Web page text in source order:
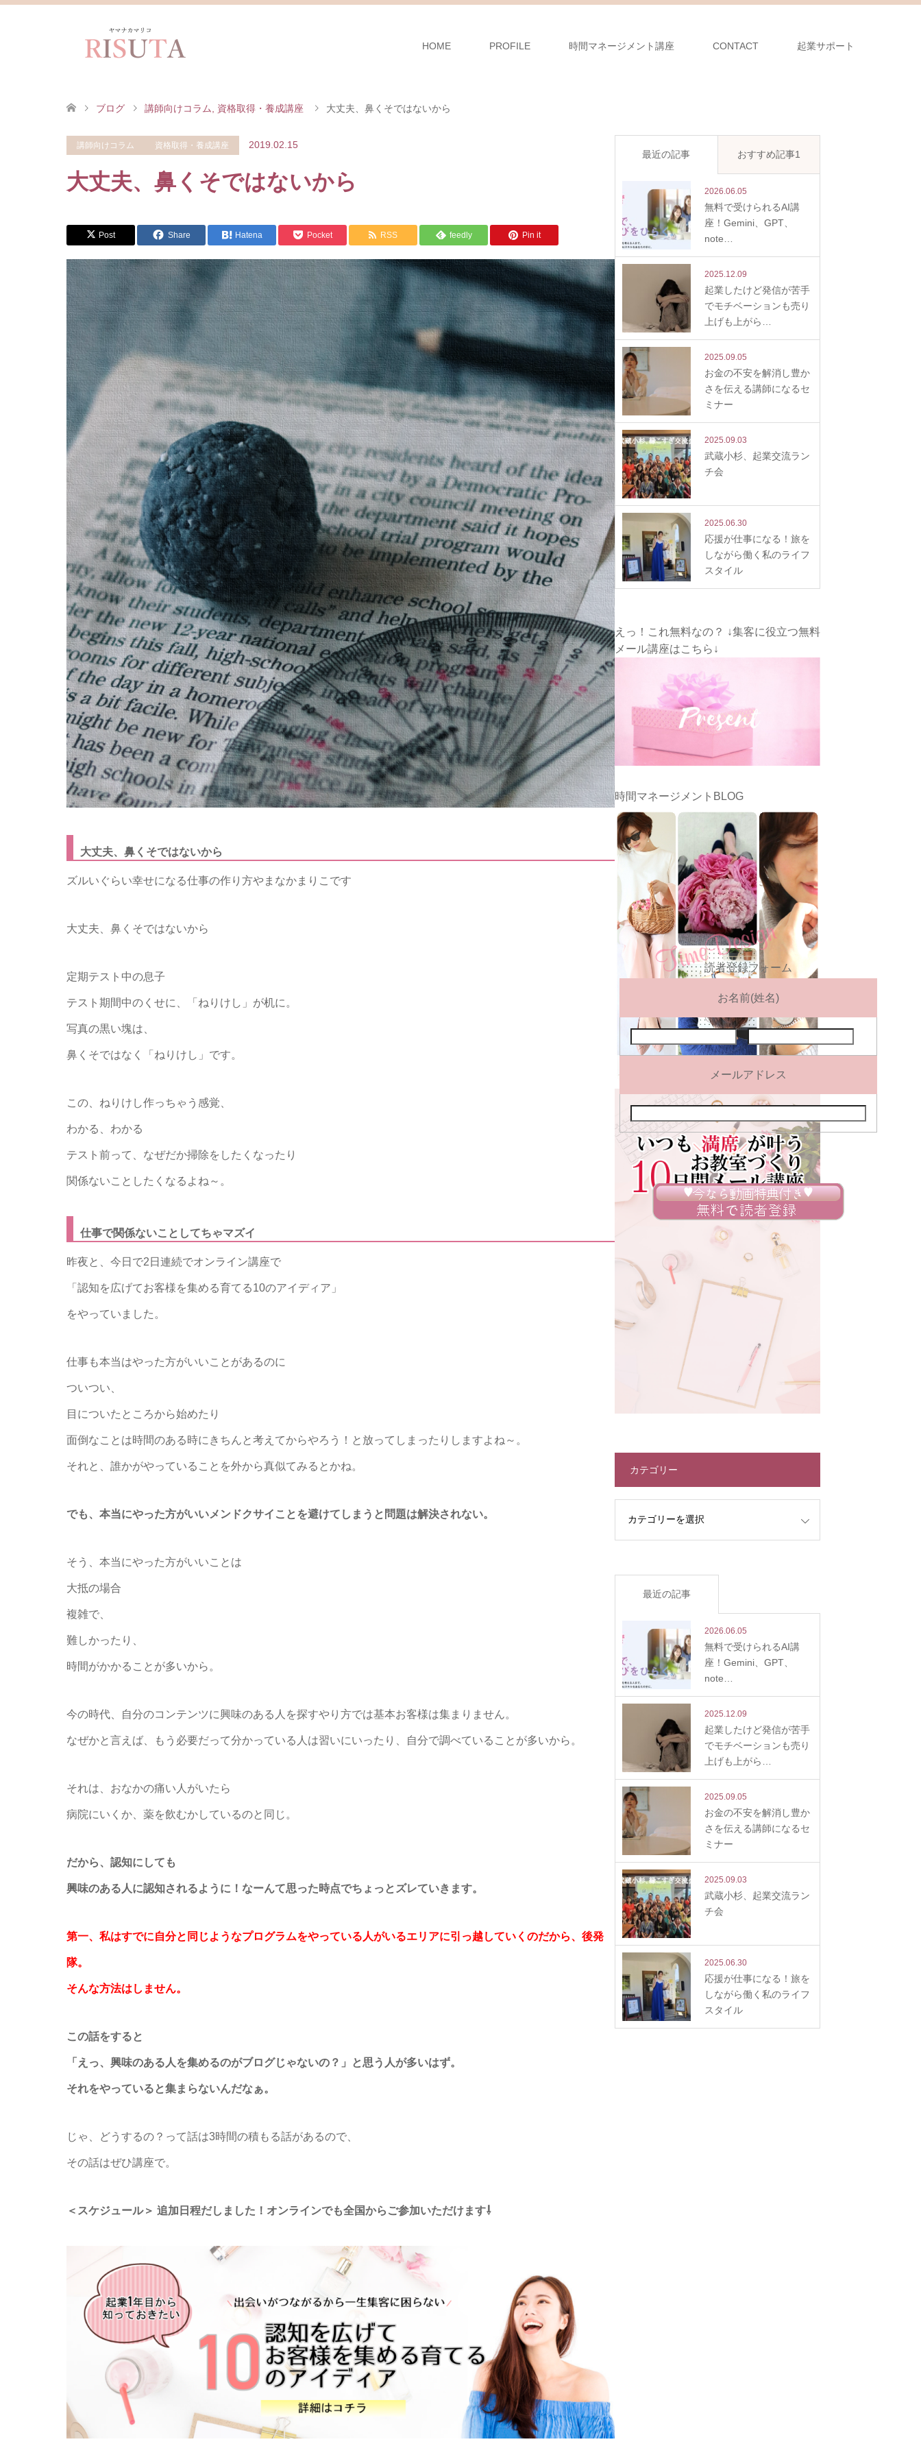
HOME PROFILE 時間マネージメント講座 CONTACT 起業サポート
ブログ 講師向けコラム 資格取得・養成講座 大丈夫、鼻くそではないから
講師向けコラム 資格取得・養成講座 2019.02.15
大丈夫、鼻くそではないから
Post Share Hatena Pocket RSS feedly Pin it
大丈夫、鼻くそではないから
ズルいぐらい幸せになる仕事の作り方やまなかまりこです
大丈夫、鼻くそではないから
定期テスト中の息子
テスト期間中のくせに、「ねりけし」が机に。
写真の黒い塊は、
鼻くそではなく「ねりけし」です。
この、ねりけし作っちゃう感覚、
わかる、わかる
テスト前って、なぜだか掃除をしたくなったり
関係ないことしたくなるよね～。
仕事で関係ないことしてちゃマズイ
昨夜と、今日で2日連続でオンライン講座で
「認知を広げてお客様を集める育てる10のアイディア」
をやっていました。
仕事も本当はやった方がいいことがあるのに
ついつい、
目についたところから始めたり
面倒なことは時間のある時にきちんと考えてからやろう！と放ってしまったりしますよね～。
それと、誰かがやっていることを外から真似てみるとかね。
でも、本当にやった方がいいメンドクサイことを避けてしまうと問題は解決されない。
そう、本当にやった方がいいことは
大抵の場合
複雑で、
難しかったり、
時間がかかることが多いから。
今の時代、自分のコンテンツに興味のある人を探すやり方では基本お客様は集まりません。
なぜかと言えば、もう必要だって分かっている人は習いにいったり、自分で調べていることが多いから。
それは、おなかの痛い人がいたら
病院にいくか、薬を飲むかしているのと同じ。
だから、認知にしても
興味のある人に認知されるように！なーんて思った時点でちょっとズレていきます。
第一、私はすでに自分と同じようなプログラムをやっている人がいるエリアに引っ越していくのだから、後発
隊。
そんな方法はしません。
この話をすると
「えっ、興味のある人を集めるのがブログじゃないの？」と思う人が多いはず。
それをやっていると集まらないんだなぁ。
じゃ、どうするの？って話は3時間の積もる話があるので、
その話はぜひ講座で。
＜スケジュール＞ 追加日程だしました！オンラインでも全国からご参加いただけます⇩
最近の記事 おすすめ記事1
2026.06.05
無料で受けられるAI講
座！Gemini、GPT、
note…
2025.12.09
起業したけど発信が苦手
でモチベーションも売り
上げも上がら…
2025.09.05
お金の不安を解消し豊か
さを伝える講師になるセ
ミナー
2025.09.03
武蔵小杉、起業交流ラン
チ会
2025.06.30
応援が仕事になる！旅を
しながら働く私のライフ
スタイル
えっ！これ無料なの？ ↓集客に役立つ無料
メール講座はこちら↓
時間マネージメントBLOG
読者登録フォーム
お名前(姓名)
メールアドレス
カテゴリー
最近の記事
2026.06.05
無料で受けられるAI講
座！Gemini、GPT、
note…
2025.12.09
起業したけど発信が苦手
でモチベーションも売り
上げも上がら…
2025.09.05
お金の不安を解消し豊か
さを伝える講師になるセ
ミナー
2025.09.03
武蔵小杉、起業交流ラン
チ会
2025.06.30
応援が仕事になる！旅を
しながら働く私のライフ
スタイル